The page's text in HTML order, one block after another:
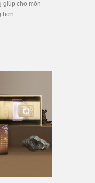
giúp cho món
hơn ...